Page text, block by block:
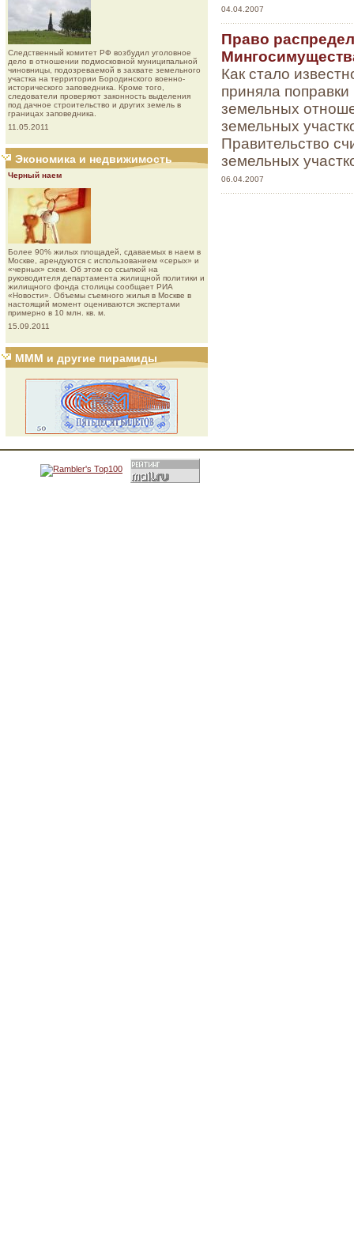
Следственный комитет РФ возбудил уголовное
дело в отношении подмосковной муниципальной
чиновницы, подозреваемой в захвате земельного
участка на территории Бородинского военно-
исторического заповедника. Кроме того,
следователи проверяют законность выделения
под дачное строительство и других земель в
границах заповедника.
11.05.2011
Экономика и недвижимость
Черный наем
Более 90% жилых площадей, сдаваемых в наем в
Москве, арендуются с использованием «серых» и
«черных» схем. Об этом со ссылкой на
руководителя департамента жилищной политики и
жилищного фонда столицы сообщает РИА
«Новости». Объемы съемного жилья в Москве в
настоящий момент оцениваются экспертами
примерно в 10 млн. кв. м.
15.09.2011
МММ и другие пирамиды
04.04.2007
Право
Как стало
приняла
земельных
земельных
Правительство
земельных
06.04.2007